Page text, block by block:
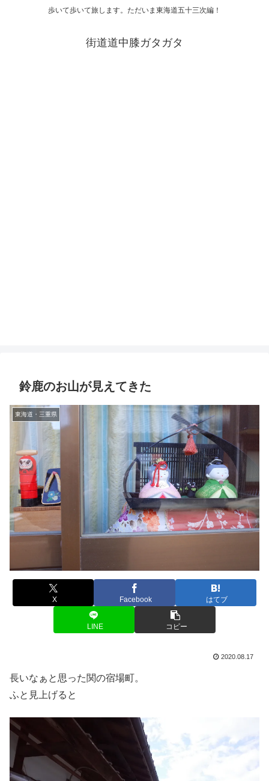
歩いて歩いて旅します。ただいま東海道五十三次編！
街道道中膝ガタガタ
鈴鹿のお山が見えてきた
東海道・三重県
X Facebook はてブ
LINE コピー
2020.08.17
長いなぁと思った関の宿場町。
ふと見上げると